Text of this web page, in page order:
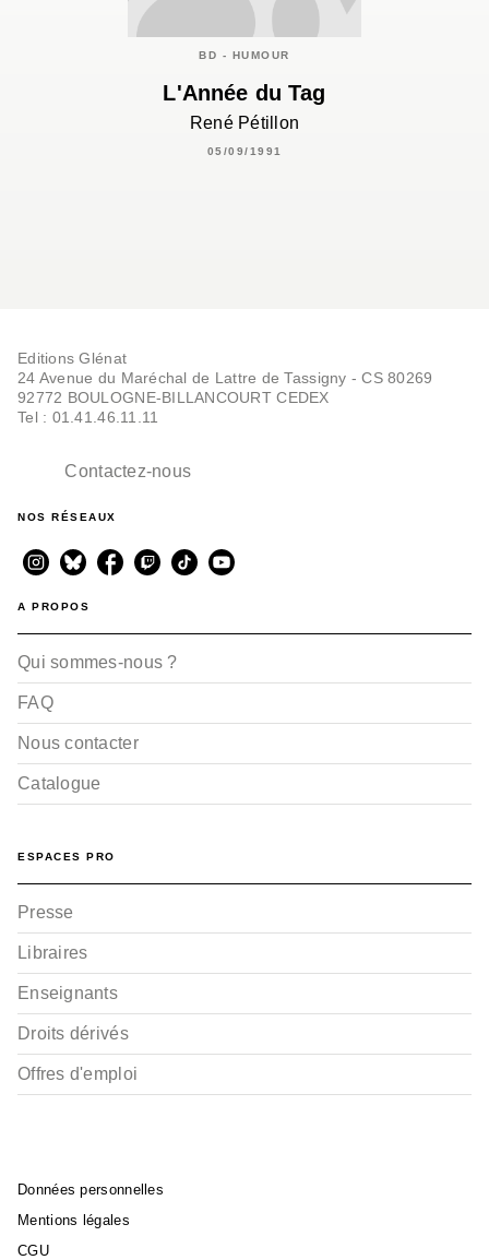
BD - HUMOUR
L'Année du Tag
René Pétillon
05/09/1991
Editions Glénat
24 Avenue du Maréchal de Lattre de Tassigny - CS 80269
92772 BOULOGNE-BILLANCOURT CEDEX
Tel : 01.41.46.11.11
Contactez-nous
NOS RÉSEAUX
A PROPOS
Qui sommes-nous ?
FAQ
Nous contacter
Catalogue
ESPACES PRO
Presse
Libraires
Enseignants
Droits dérivés
Offres d'emploi
Données personnelles
Mentions légales
CGU